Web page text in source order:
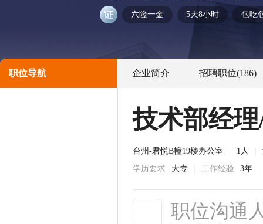
六险一金 5天8小时 包吃
职位导航 企业简介 招聘职位(186)
技术部经
台州-君悦B幢19楼办公室 1人
学历要求
大专 工作经验 3年
职位沟通